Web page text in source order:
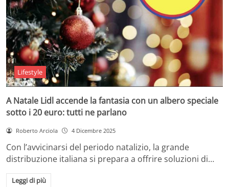
Lifestyle
A Natale Lidl accende la fantasia con un albero speciale
sotto i 20 euro: tutti ne parlano
Roberto Arciola 4 Dicembre 2025
Con l’avvicinarsi del periodo natalizio, la grande
distribuzione italiana si prepara a offrire soluzioni di…
Leggi di più